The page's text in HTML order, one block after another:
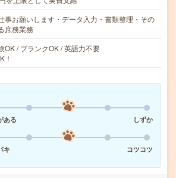
事お願いします・データ入力・書類整理・その
庶務業務
OK / ブランクOK / 英語力不要
！
ある
しずか
キ
コツコツ